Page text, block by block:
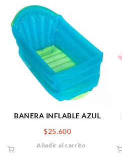
BAÑERA INFLABLE AZUL
$25.600
Añadir al carrito